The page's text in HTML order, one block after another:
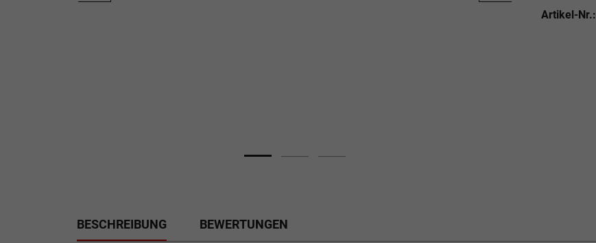
Artikel-Nr.:
BESCHREIBUNG BEWERTUNGEN